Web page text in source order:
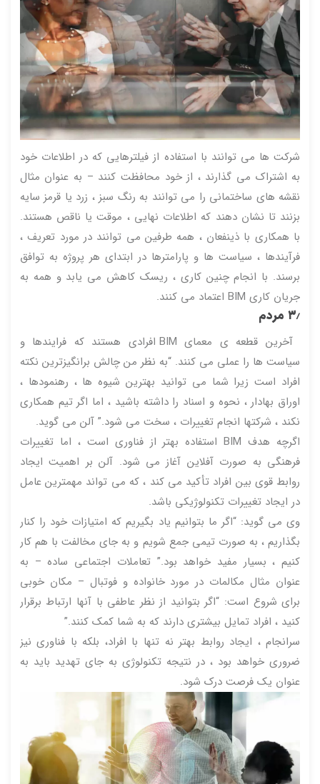
شرکت ها می توانند با استفاده از فیلترهایی که در اطلاعات خود
به اشتراک می گذارند ، از خود محافظت کنند – به عنوان مثال
نقشه های ساختمانی را می توانند به رنگ سبز ، زرد یا قرمز سایه
بزنند تا نشان دهند که اطلاعات نهایی ، موقت یا ناقص هستند.
با همکاری با ذینفعان ، همه طرفین می توانند در مورد تعریف ،
فرآیندها ، سیاست ها و پارامترها در ابتدای هر پروژه به توافق
برسند. با انجام چنین کاری ، ریسک کاهش می یابد و همه به
جریان کاری BIM اعتماد می کنند.
۳٫ مردم
آخرین قطعه ی معمای BIM افرادی هستند که فرایندها و
سیاست ها را عملی می کنند. “به نظر من چالش برانگیزترین نکته
افراد است زیرا شما می توانید بهترین شیوه ها ، رهنمودها ،
اوراق بهادار ، نحوه و اسناد را داشته باشید ، اما اگر تیم همکاری
نکند ، شرکتها انجام تغییرات ، سخت می شود.” آلن می گوید.
اگرچه هدف BIM استفاده بهتر از فناوری است ، اما تغییرات
فرهنگی به صورت آفلاین آغاز می شود. آلن بر اهمیت ایجاد
روابط قوی بین افراد تأکید می کند ، که می تواند مهمترین عامل
در ایجاد تغییرات تکنولوژیکی باشد.
وی می گوید: “اگر ما بتوانیم یاد بگیریم که امتیازات خود را کنار
بگذاریم ، به صورت تیمی جمع شویم و به جای مخالفت با هم کار
کنیم ، بسیار مفید خواهد بود.” تعاملات اجتماعی ساده – به
عنوان مثال مکالمات در مورد خانواده و فوتبال – مکان خوبی
برای شروع است: “اگر بتوانید از نظر عاطفی با آنها ارتباط برقرار
کنید ، افراد تمایل بیشتری دارند که به شما کمک کنند.”
سرانجام ، ایجاد روابط بهتر نه تنها با افراد، بلکه با فناوری نیز
ضروری خواهد بود ، در نتیجه تکنولوژی به جای تهدید باید به
عنوان یک فرصت درک شود.